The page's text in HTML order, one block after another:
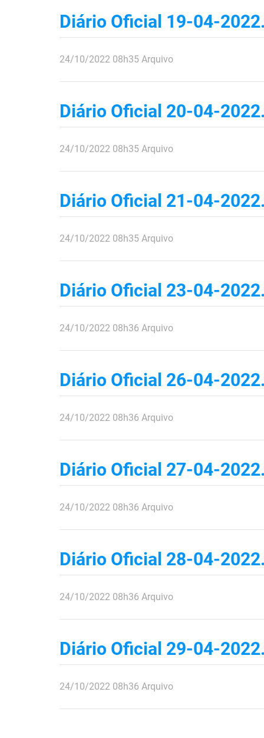
Diário Oficial 19-04-
publicado
24/10/2022 08h35 Arquivo
Diário Oficial 20-04-
publicado
24/10/2022 08h35 Arquivo
Diário Oficial 21-04-
publicado
24/10/2022 08h35 Arquivo
Diário Oficial 23-04-
publicado
24/10/2022 08h36 Arquivo
Diário Oficial 26-04-
publicado
24/10/2022 08h36 Arquivo
Diário Oficial 27-04-
publicado
24/10/2022 08h36 Arquivo
Diário Oficial 28-04-
publicado
24/10/2022 08h36 Arquivo
Diário Oficial 29-04-
publicado
24/10/2022 08h36 Arquivo